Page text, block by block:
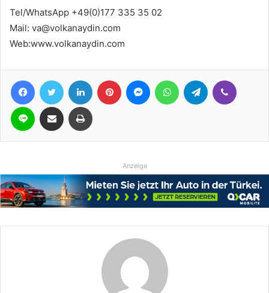
Tel/WhatsApp +49(0)177 335 35 02
Mail: va@volkanaydin.com
Web:www.volkanaydin.com
FacebookTwitter LinkedIn Pinterest MessengerWhatsAppTelegram
Line Teile per E-Mail Drucken
Anzeige